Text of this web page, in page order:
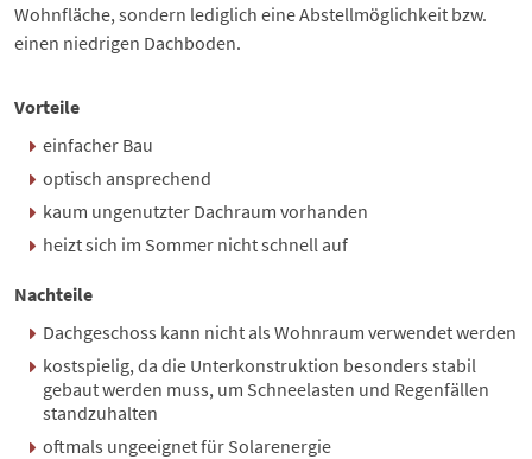
Wohnfläche, sondern lediglich eine Abstellmöglichkeit bzw.
einen niedrigen Dachboden.
Vorteile
einfacher Bau
optisch ansprechend
kaum ungenutzter Dachraum vorhanden
heizt sich im Sommer nicht schnell auf
Nachteile
Dachgeschoss kann nicht als Wohnraum verwendet werden
kostspielig, da die Unterkonstruktion besonders stabil
gebaut werden muss, um Schneelasten und Regenfällen
standzuhalten
oftmals ungeeignet für Solarenergie